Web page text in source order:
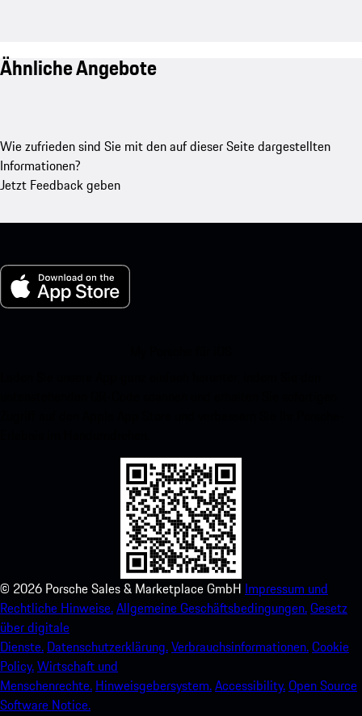
Ähnliche Angebote
Wie zufrieden sind Sie mit den auf dieser Seite dargestellten
Informationen?
Jetzt Feedback geben
© 2026 Porsche Sales & Marketplace GmbH Impressum und
Rechtliche Hinweise.Allgemeine Geschäftsbedingungen.Gesetz
über digitale
Dienste. Datenschutzerklärung.Verbrauchsinformationen.Cookie
Policy.Wirtschaft und
Menschenrechte. Hinweisgebersystem.Accessibility.Open Source
Software Notice.